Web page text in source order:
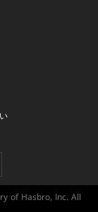
of Hasbro, Inc. All